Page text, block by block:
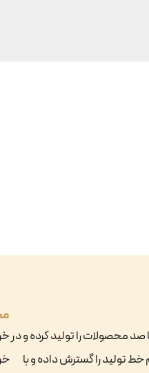
صد محصولات را تولید کرده و در
تولید را گسترش داده و با